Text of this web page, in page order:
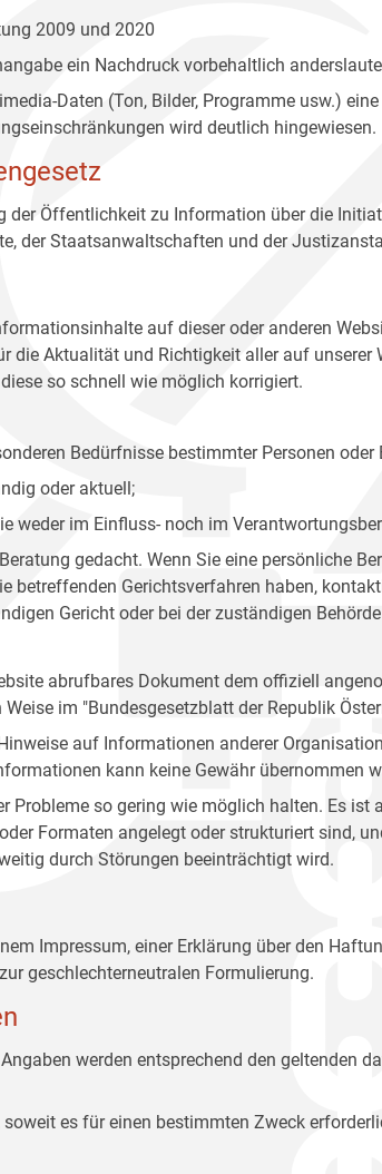
2009 und 2020
ein Nachdruck vorbehaltlich
Daten (Ton, Bilder, Programme usw.)
wird deutlich hingewiesen.
der Öffentlichkeit zu Information über die
der Staatsanwaltschaften und der
auf dieser oder anderen
die Aktualität und Richtigkeit aller auf
so schnell wie möglich korrigiert.
Bedürfnisse bestimmter Personen
oder aktuell;
weder im Einfluss- noch im
gedacht. Wenn Sie eine persönliche
betreffenden Gerichtsverfahren haben,
Gericht oder bei der zuständigen
abrufbares Dokument dem offiziell
im "Bundesgesetzblatt der Republik
auf Informationen anderer
kann keine Gewähr übernommen
Probleme so gering wie möglich halten. Es
Formaten angelegt oder strukturiert sind,
durch Störungen beeinträchtigt wird.
Impressum, einer Erklärung über den
geschlechterneutralen Formulierung.
werden entsprechend den geltenden
es für einen bestimmten Zweck